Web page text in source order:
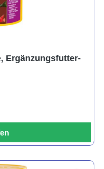
Ergänzungsfutter-